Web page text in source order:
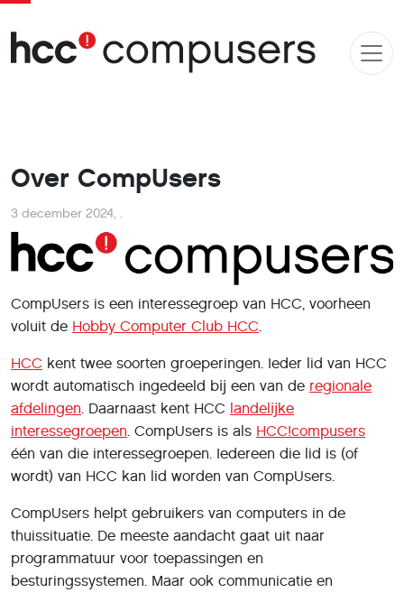
Over CompUsers
3 december 2024, .
CompUsers is een interessegroep van HCC, voorheen
voluit de Hobby Computer Club HCC.
HCC kent twee soorten groeperingen. Ieder lid van HCC
wordt automatisch ingedeeld bĳ een van de regionale
afdelingen. Daarnaast kent HCC landelĳke
interessegroepen. CompUsers is als HCC!compusers
één van die interessegroepen. Iedereen die lid is (of
wordt) van HCC kan lid worden van CompUsers.
CompUsers helpt gebruikers van computers in de
thuissituatie. De meeste aandacht gaat uit naar
programmatuur voor toepassingen en
besturingssystemen. Maar ook communicatie en